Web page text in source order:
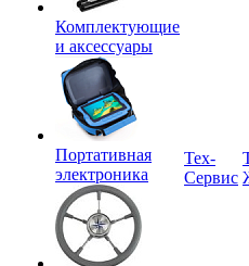
Комплектующие
и аксессуары
Портативная
электроника
Tex-
Сервис